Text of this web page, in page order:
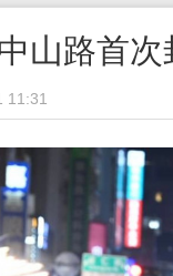
山路首次
11:31